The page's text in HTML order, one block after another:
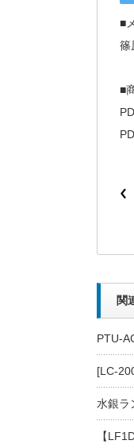
■
篠
■
関
PTU-
[LC-
水銀ラ
【